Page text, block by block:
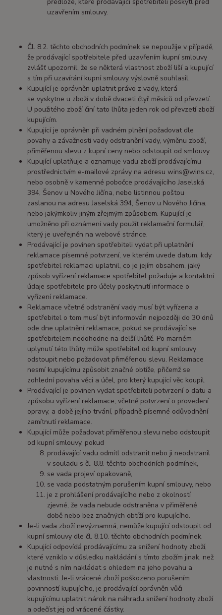
uzavřením smlouvy.
Čl. 8.2. těchto obchodních podmínek se nepoužije v případě,
že prodávající spotřebitele před uzavřením kupní smlouvy
zvlášť upozornil, že se některá vlastnost zboží liší a kupující
s tím při uzavírání kupní smlouvy výslovně souhlasil.
Kupující je oprávněn uplatnit právo z vady, která
se vyskytne u zboží v době dvaceti čtyř měsíců od převzetí.
U použitého zboží činí tato lhůta jeden rok od převzetí zboží
kupujícím.
Kupující je oprávněn při vadném plnění požadovat dle
povahy a závažnosti vady odstranění vady, výměnu zboží,
přiměřenou slevu z kupní ceny nebo odstoupit od smlouvy.
Kupující uplatňuje a oznamuje vadu zboží prodávajícímu
prostřednictvím e-mailové zprávy na adresu wins@wins.cz,
nebo osobně v kamenné pobočce prodávajícího Jaselská
394, Šenov u Nového Jičína, nebo listinnou poštou
zaslanou na adresu Jaselská 394, Šenov u Nového Jičína,
nebo jakýmkoliv jiným zřejmým způsobem. Kupující je
umožněno při oznámení vady použít reklamační formulář,
který je uveřejněn na webové stránce.
Prodávající je povinen spotřebiteli vydat při uplatnění
reklamace písemné potvrzení, ve kterém uvede datum, kdy
spotřebitel reklamaci uplatnil, co je jejím obsahem, jaký
způsob vyřízení reklamace spotřebitel požaduje a kontaktní
údaje spotřebitele pro účely poskytnutí informace o
vyřízení reklamace.
Reklamace včetně odstranění vady musí být vyřízena a
spotřebitel o tom musí být informován nejpozději do 30 dnů
ode dne uplatnění reklamace, pokud se prodávající se
spotřebitelem nedohodne na delší lhůtě. Po marném
uplynutí této lhůty může spotřebitel od kupní smlouvy
odstoupit nebo požadovat přiměřenou slevu. Reklamace
nesmí kupujícímu způsobit značné obtíže, přičemž se
zohlední povaha věci a účel, pro který kupující věc koupil.
Prodávající je povinen vydat spotřebiteli potvrzení o datu a
způsobu vyřízení reklamace, včetně potvrzení o provedení
opravy, a době jejího trvání, případně písemné odůvodnění
zamítnutí reklamace.
Kupující může požadovat přiměřenou slevu nebo odstoupit
od kupní smlouvy, pokud
prodávající vadu odmítl odstranit nebo ji neodstranil
v souladu s čl. 8.8. těchto obchodních podmínek,
se vada projeví opakovaně,
se vada podstatným porušením kupní smlouvy, nebo
je z prohlášení prodávajícího nebo z okolností
zjevné, že vada nebude odstraněna v přiměřené
době nebo bez značných obtíží pro kupujícího.
Je-li vada zboží nevýznamná, nemůže kupující odstoupit od
kupní smlouvy dle čl. 8.10. těchto obchodních podmínek.
Kupující odpovídá prodávajícímu za snížení hodnoty zboží,
které vzniklo v důsledku nakládání s tímto zbožím jinak, než
je nutné s ním nakládat s ohledem na jeho povahu a
vlastnosti. Je-li vrácené zboží poškozeno porušením
povinností kupujícího, je prodávající oprávněn vůči
kupujícímu uplatnit nárok na náhradu snížení hodnoty zboží
a odečíst jej od vrácené částky.